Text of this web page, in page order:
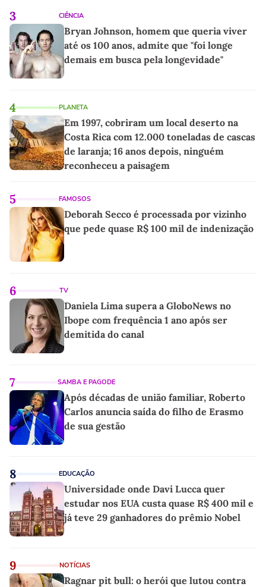
3 CIÊNCIA
Bryan Johnson, homem que queria viver
até os 100 anos, admite que "foi longe
demais em busca pela longevidade"
4 PLANETA
Em 1997, cobriram um local deserto na
Costa Rica com 12.000 toneladas de cascas
de laranja; 16 anos depois, ninguém
reconheceu a paisagem
5 FAMOSOS
Deborah Secco é processada por vizinho
que pede quase R$ 100 mil de indenização
6 TV
Daniela Lima supera a GloboNews no
Ibope com frequência 1 ano após ser
demitida do canal
7 SAMBA E PAGODE
Após décadas de união familiar, Roberto
Carlos anuncia saída do filho de Erasmo
de sua gestão
8 EDUCAÇÃO
Universidade onde Davi Lucca quer
estudar nos EUA custa quase R$ 400 mil e
já teve 29 ganhadores do prêmio Nobel
9 NOTÍCIAS
Ragnar pit bull: o herói que lutou contra